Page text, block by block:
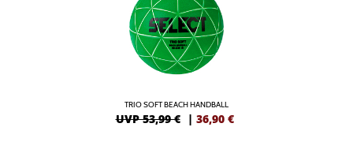
TRIO SOFT BEACH HANDBALL
UVP 53,99 € | 36,90 €